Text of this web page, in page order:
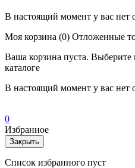
В настоящий момент у вас нет
Моя корзина (0) Отложенные
Ваша корзина пуста.
каталоге
В настоящий момент у вас нет
0
Избранное
Закрыть
Список избранного пуст